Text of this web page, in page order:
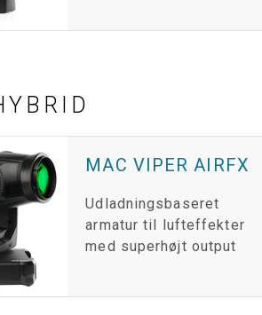
MAC VIPER AIRFX
Udladningsbaseret
armatur til lufteffekter
med superhøjt output